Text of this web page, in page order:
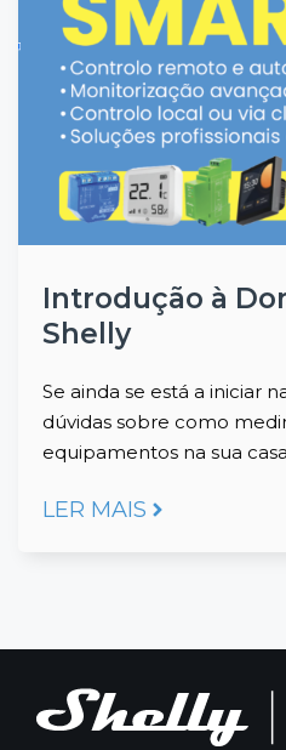
Introdução à
Shelly
Se ainda se está a iniciar
dúvidas sobre como
equipamentos na sua
LER MAIS